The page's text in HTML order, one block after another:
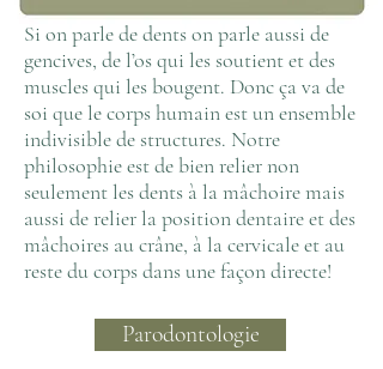
Si on parle de dents on parle aussi de
gencives, de l’os qui les soutient et des
muscles qui les bougent. Donc ça va de
soi que le corps humain est un ensemble
indivisible de structures. Notre
philosophie est de bien relier non
seulement les dents à la mâchoire mais
aussi de relier la position dentaire et des
mâchoires au crâne, à la cervicale et au
reste du corps dans une façon directe!
Parodontologie